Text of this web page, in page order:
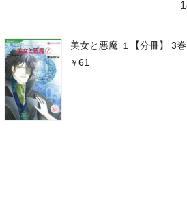
美女と悪魔 １【分冊】 3巻
61